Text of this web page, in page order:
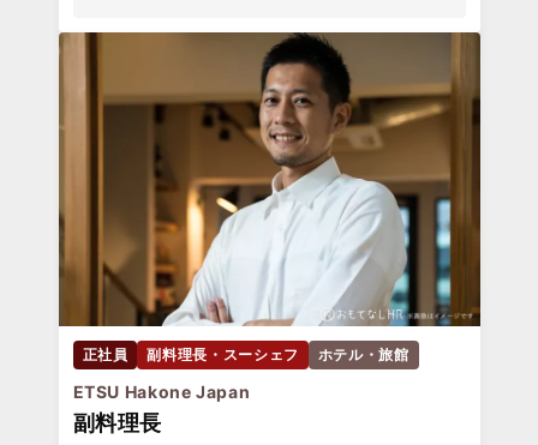
正社員 副料理長・スーシェフ ホテル・旅館
ETSU Hakone Japan
副料理長